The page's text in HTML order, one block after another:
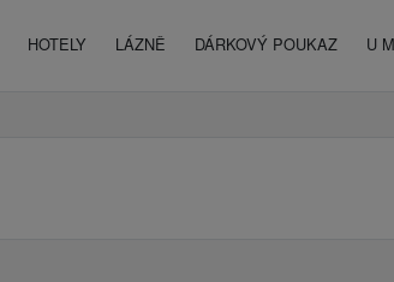
HOTELY LÁZNĚ DÁRKOVÝ POUKAZ U